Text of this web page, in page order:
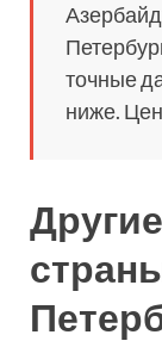
точные
ниже.